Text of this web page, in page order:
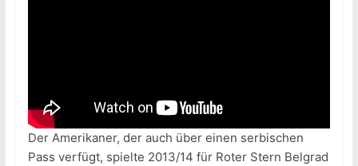
Der Amerikaner, der auch über einen serbischen
Pass verfügt, spielte 2013/14 für Roter Stern Belgrad